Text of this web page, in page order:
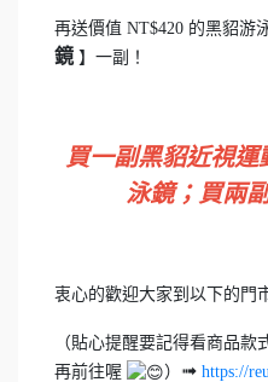
再送價值 NT$420 的黑貂游
鏡 】一副！
買一副黑貂近視
泳鏡；買兩
衷心的歡迎大家到以下的門
（貼心提醒要記得看商品款
再前往喔
） ➟ https://